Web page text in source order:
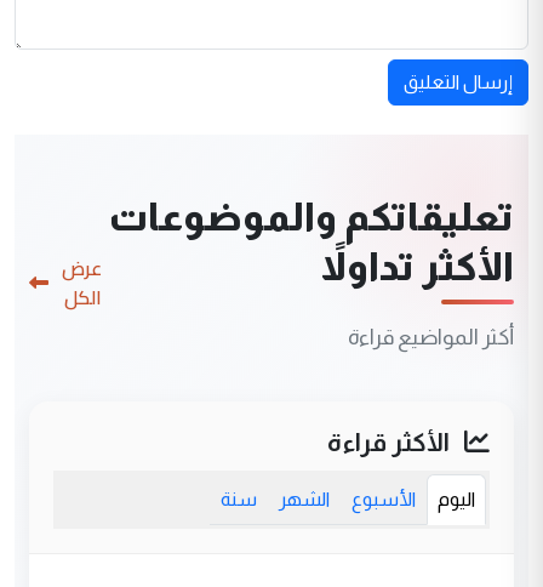
إرسال التعليق
تعليقاتكم والموضوعات
الأكثر تداولاً
أكثر المواضيع قراءة
عرض
الكل
الأكثر قراءة
اليوم الأسبوع الشهر سنة